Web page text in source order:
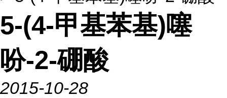
5-(4-甲基苯基)噻
吩-2-硼酸
2015-10-28